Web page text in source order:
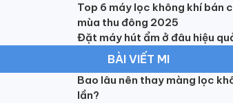
Top 6 máy lọc không khí bán
mùa thu đông 2025
Đặt máy hút ẩm ở đâu hiệu
BÀI VIẾT MI
Bao lâu nên thay màng lọc
lần?